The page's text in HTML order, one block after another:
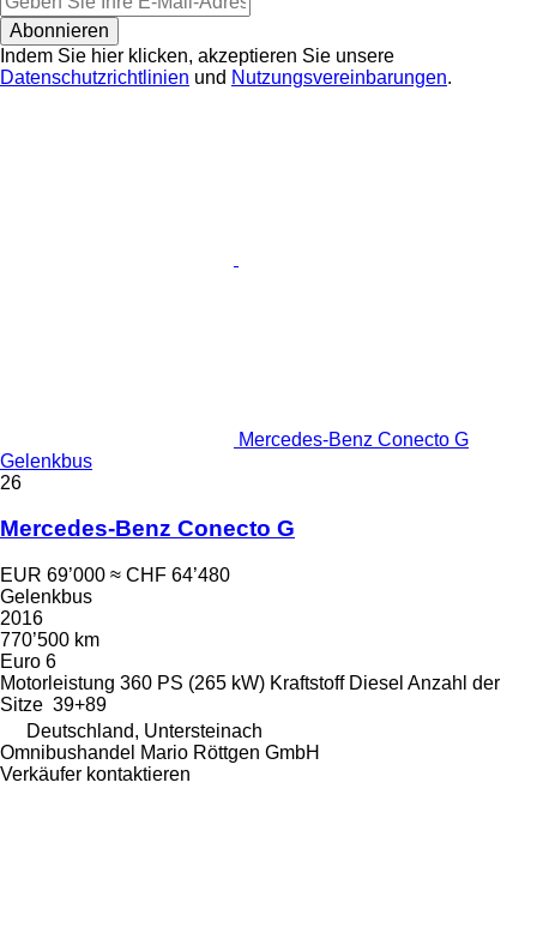
Abonnieren
Indem Sie hier klicken, akzeptieren Sie unsere
Datenschutzrichtlinien und Nutzungsvereinbarungen.
Mercedes-Benz Conecto G
Gelenkbus
26
Mercedes-Benz Conecto G
EUR 69’000 ≈ CHF 64’480
Gelenkbus
2016
770’500 km
Euro 6
Motorleistung 360 PS (265 kW) Kraftstoff Diesel Anzahl der
Sitze 39+89
Deutschland, Untersteinach
Omnibushandel Mario Röttgen GmbH
Verkäufer kontaktieren